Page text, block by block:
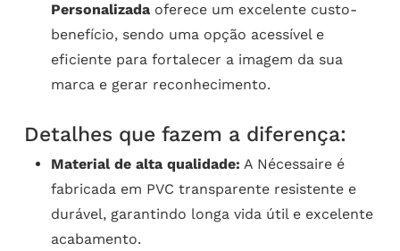
Personalizadaoferece um excelente custo-
benefício, sendo uma opção acessível e
eficiente para fortalecer a imagem da sua
marca e gerar reconhecimento.
Detalhes que fazem a diferença:
Material de alta qualidade: A Nécessaire é
fabricada em PVC transparente resistente e
durável, garantindo longa vida útil e excelente
acabamento.